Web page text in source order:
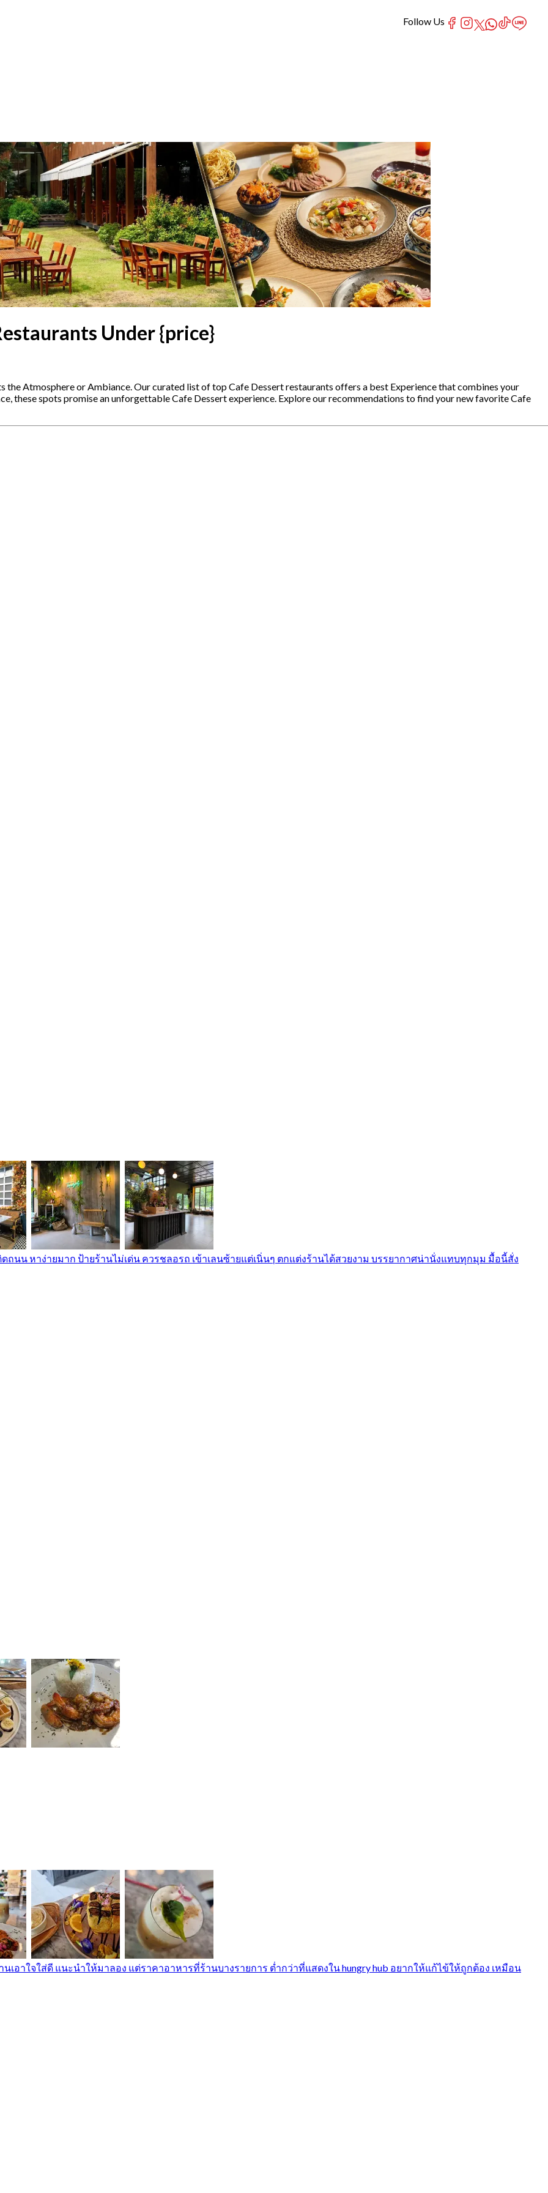
Under {price}
the Atmosphere or Ambiance. Our curated list of top Cafe Dessert restaurants offers a best Experience that combines your
these spots promise an unforgettable Cafe Dessert experience. Explore our recommendations to find your new favorite Cafe
นน หาง่ายมาก ป้ายร้านไม่เด่น ควรชลอรถ เข้าเลนซ้ายแต่เนิ่นๆ ตกแต่งร้านได้สวยงาม บรรยากาศน่านั่งแทบทุกมุม มื้อนี้สั่ง
อาใจใส่ดี แนะนำให้มาลอง แต่ราคาอาหารที่ร้านบางรายการ ต่ำกว่าที่แสดงใน hungry hub อยากให้แก้ไข้ให้ถูกต้อง เหมือน
Follow Us